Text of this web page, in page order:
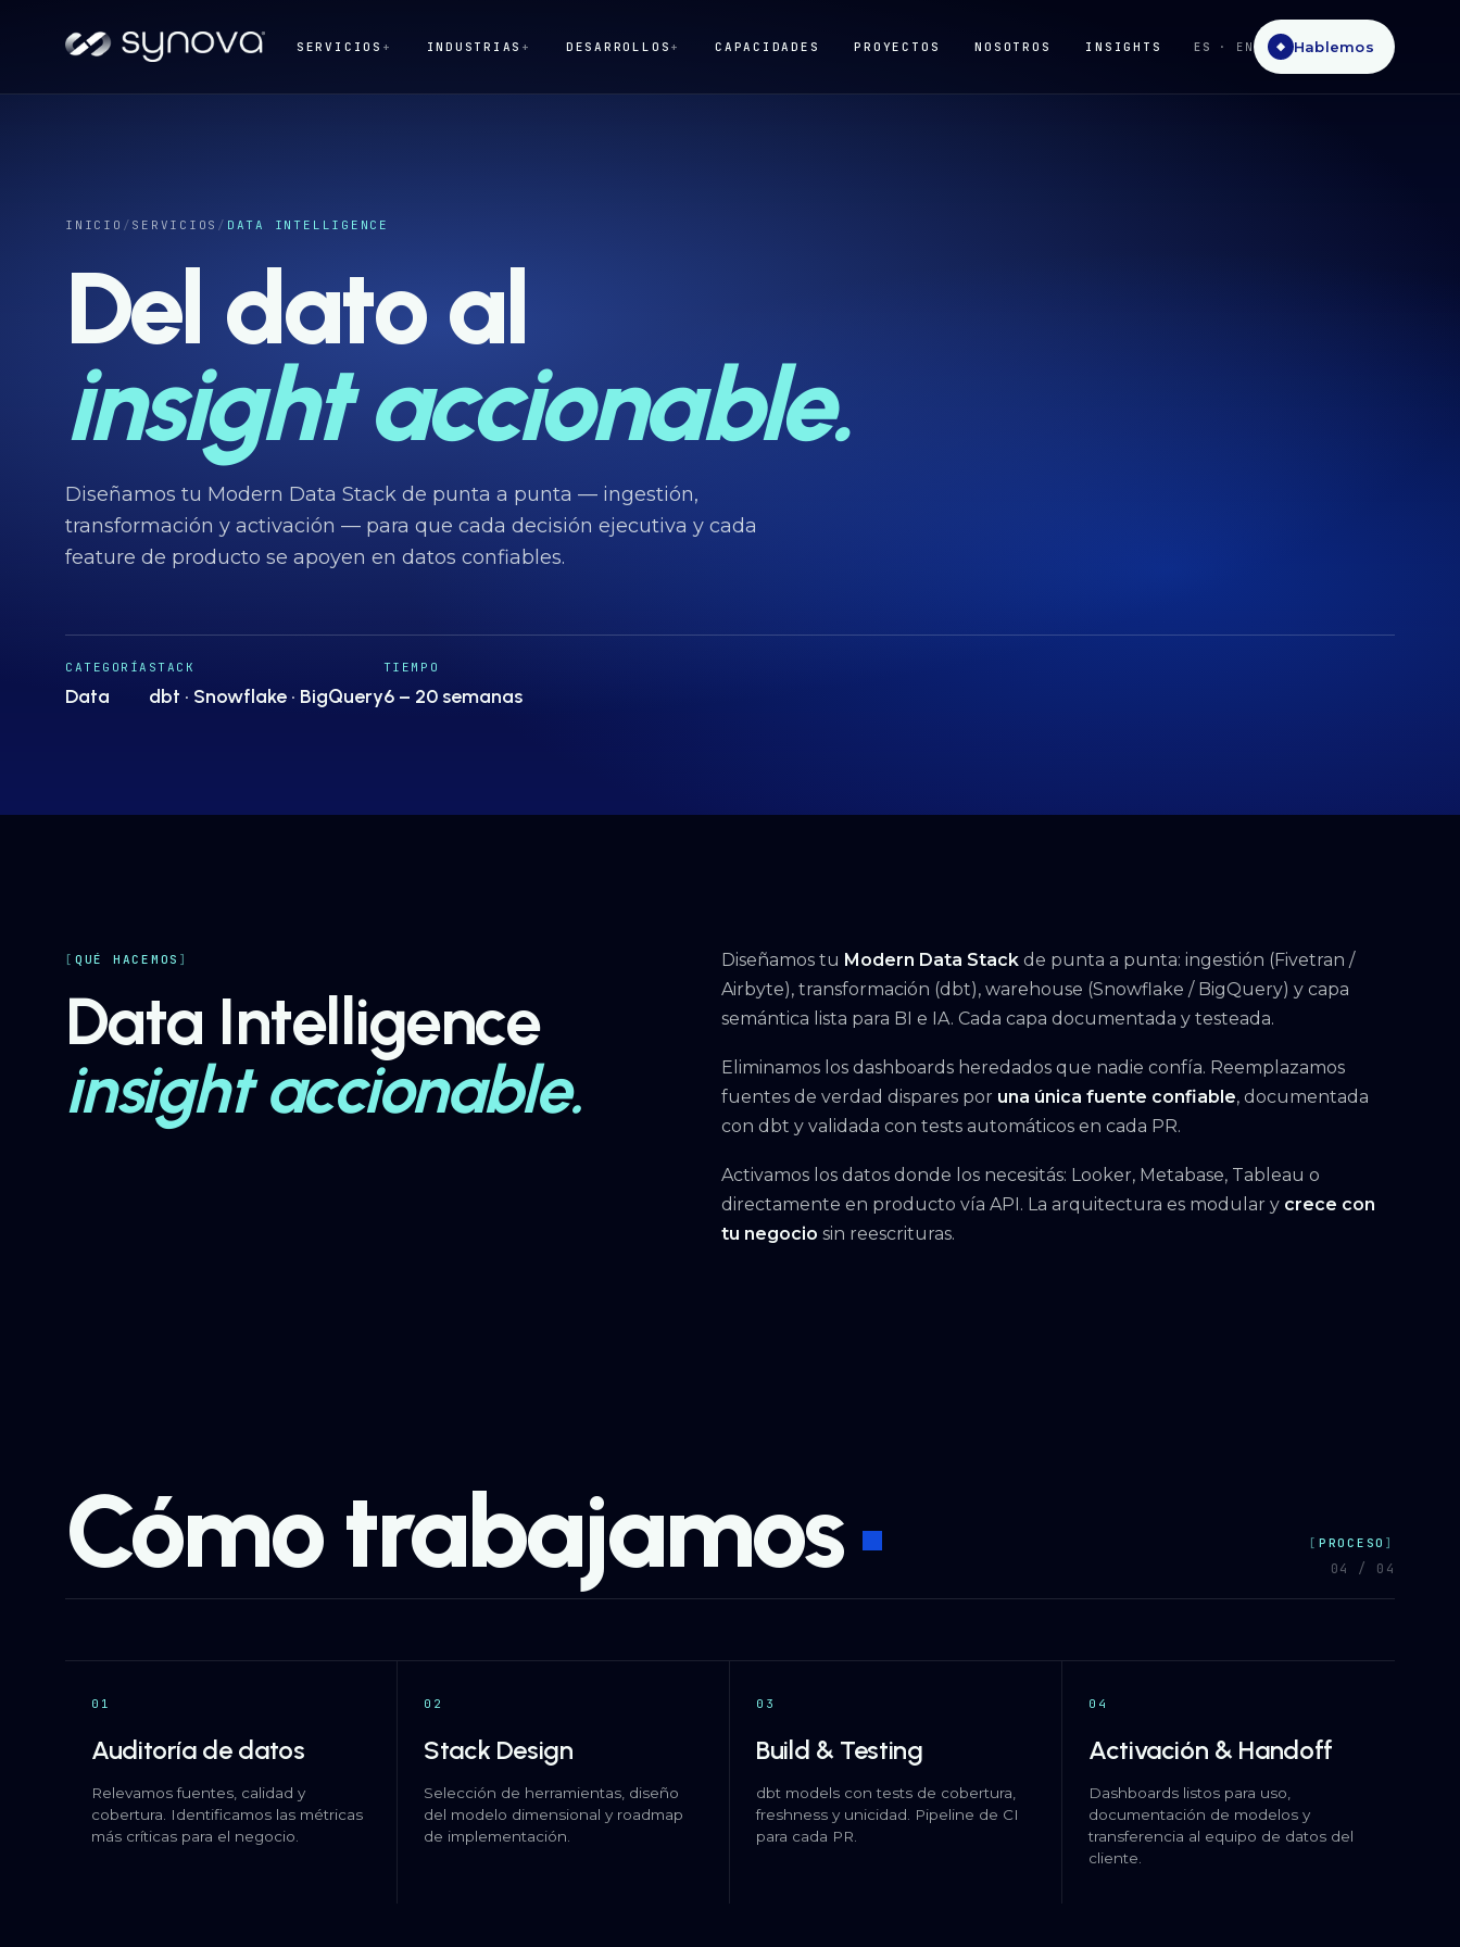
SERVICIOS + INDUSTRIAS + DESARROLLOS + CAPACIDADES PROYECTOS NOSOTROS INSIGHTS ES · EN ◆ Hablemos
INICIO / SERVICIOS / DATA INTELLIGENCE
Del dato al
insight accionable.
Diseñamos tu Modern Data Stack de punta a punta — ingestión,
transformación y activación — para que cada decisión ejecutiva y cada
feature de producto se apoyen en datos confiables.
CATEGORÍA
Data
STACK
dbt · Snowflake · BigQuery
TIEMPO
6 – 20 semanas
QUÉ HACEMOS
Data Intelligence
insight accionable.
Diseñamos tu Modern Data Stackde punta a punta: ingestión (Fivetran /
Airbyte), transformación (dbt), warehouse (Snowflake / BigQuery) y capa
semántica lista para BI e IA. Cada capa documentada y testeada.
Eliminamos los dashboards heredados que nadie confía. Reemplazamos
fuentes de verdad dispares por una única fuente confiable, documentada
con dbt y validada con tests automáticos en cada PR.
Activamos los datos donde los necesitás: Looker, Metabase, Tableau o
directamente en producto vía API. La arquitectura es modular y crece con
tu negocio sin reescrituras.
Cómo trabajamos PROCESO
04 / 04
01
Auditoría de datos
Relevamos fuentes, calidad y
cobertura. Identificamos las métricas
más críticas para el negocio.
02
Stack Design
Selección de herramientas, diseño
del modelo dimensional y roadmap
de implementación.
03
Build & Testing
dbt models con tests de cobertura,
freshness y unicidad. Pipeline de CI
para cada PR.
04
Activación & Handoff
Dashboards listos para uso,
documentación de modelos y
transferencia al equipo de datos del
cliente.